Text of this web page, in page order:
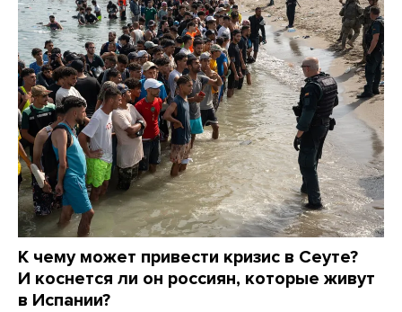
К чему может привести кризис в Сеуте?
И коснется ли он россиян, которые живут
в Испании?